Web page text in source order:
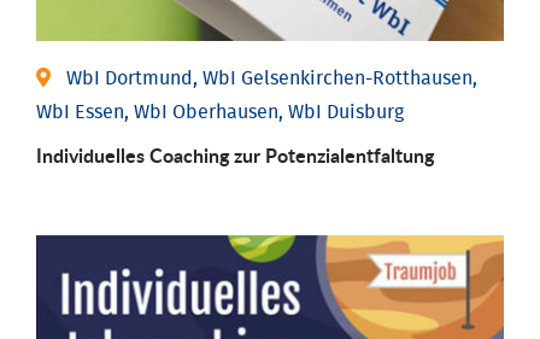
WbI Dortmund, WbI Gelsenkirchen-Rotthausen,
WbI Essen, WbI Oberhausen, WbI Duisburg
Individuelles Coaching zur Potenzialentfaltung